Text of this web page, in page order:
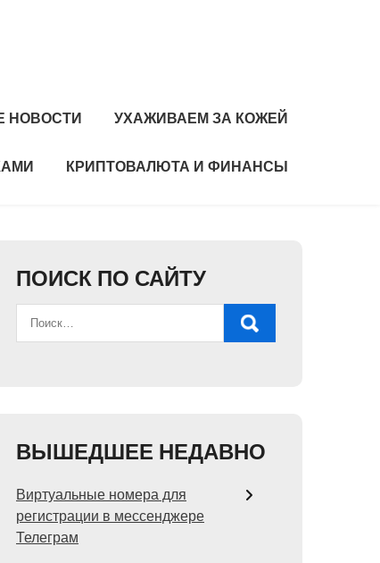
НОВОСТИ УХАЖИВАЕМ ЗА КОЖЕЙ
КРИПТОВАЛЮТА И ФИНАНСЫ
ПОИСК ПО САЙТУ
ВЫШЕДШЕЕ НЕДАВНО
Виртуальные номера для
регистрации в мессенджере
Телеграм